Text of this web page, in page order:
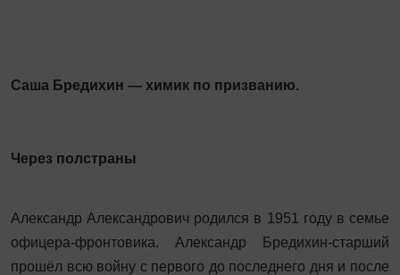
Саша Бредихин — химик по призванию.
Через полстраны
Александр Александрович родился в 1951 году в семье
офицера-фронтовика. Александр Бредихин‑старший
прошёл всю войну с первого до последнего дня и после